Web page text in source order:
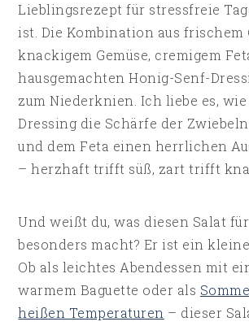
Lieblingsrezept für stressfreie
ist. Die Kombination aus frischem
knackigem Gemüse, cremigem
hausgemachten Honig-Senf-
zum Niederknien. Ich liebe es, wie
Dressing die Schärfe der
und dem Feta einen herrlichen
– herzhaft trifft süß, zart trifft
Und weißt du, was diesen Salat
besonders macht? Er ist ein
Ob als leichtes Abendessen mit
warmem Baguette oder als
heißen Temperaturen – dieser